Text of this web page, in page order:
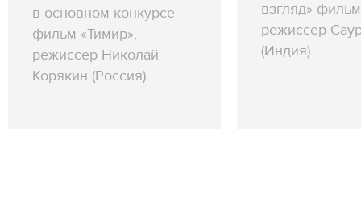
в основном конкурсе -
фильм «Тимир»,
режиссер Николай
Корякин (Россия).
взгляд»
режиссер
(Индия)